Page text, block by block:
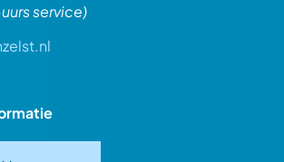
service)